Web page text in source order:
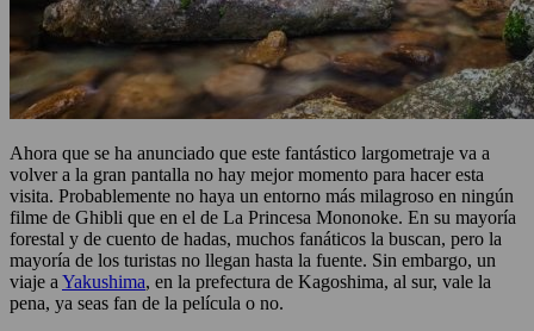
Ahora que se ha anunciado que este fantástico largometraje va a
volver a la gran pantalla no hay mejor momento para hacer esta
visita. Probablemente no haya un entorno más milagroso en ningún
filme de Ghibli que en el de La Princesa Mononoke. En su mayoría
forestal y de cuento de hadas, muchos fanáticos la buscan, pero la
mayoría de los turistas no llegan hasta la fuente. Sin embargo, un
viaje a Yakushima, en la prefectura de Kagoshima, al sur, vale la
pena, ya seas fan de la película o no.